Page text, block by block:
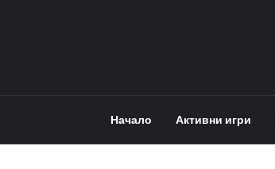
Начало Активни игри